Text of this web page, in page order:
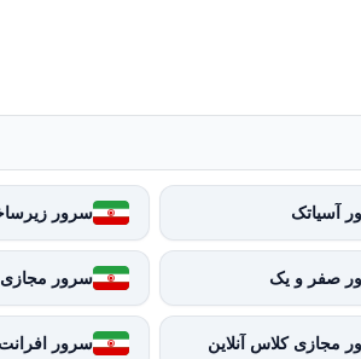
آسیاتک سرور
صفر و یک سرور مجازی
مجازی کلاس آنلاین سرور افرانت